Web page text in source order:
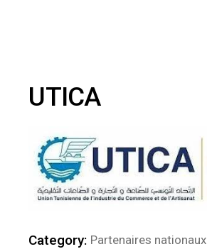
UTICA
Category: Partenaires nationaux